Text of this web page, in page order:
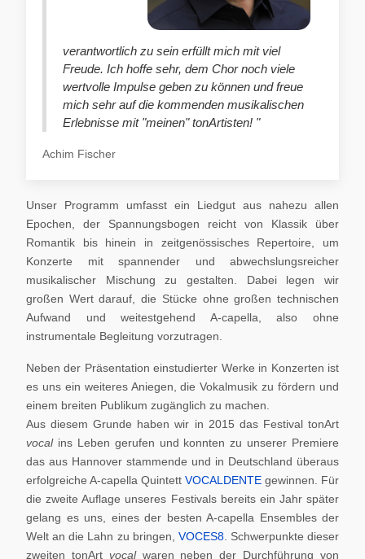
verantwortlich zu sein erfüllt mich mit viel
Freude. Ich hoffe sehr, dem Chor noch viele
wertvolle Impulse geben zu können und freue
mich sehr auf die kommenden musikalischen
Erlebnisse mit "meinen" tonArtisten! "
Achim Fischer
Unser Programm umfasst ein Liedgut aus nahezu allen
Epochen, der Spannungsbogen reicht von Klassik über
Romantik bis hinein in zeitgenössisches Repertoire, um
Konzerte mit spannender und abwechslungsreicher
musikalischer Mischung zu gestalten. Dabei legen wir
großen Wert darauf, die Stücke ohne großen technischen
Aufwand und weitestgehend A-capella, also ohne
instrumentale Begleitung vorzutragen.
Neben der Präsentation einstudierter Werke in Konzerten ist
es uns ein weiteres Aniegen, die Vokalmusik zu fördern und
einem breiten Publikum zugänglich zu machen.
Aus diesem Grunde haben wir in 2015 das Festival tonArt
vocal ins Leben gerufen und konnten zu unserer Premiere
das aus Hannover stammende und in Deutschland überaus
erfolgreiche A-capella Quintett VOCALDENTE gewinnen. Für
die zweite Auflage unseres Festivals bereits ein Jahr später
gelang es uns, eines der besten A-capella Ensembles der
Welt an die Lahn zu bringen, VOCES8. Schwerpunkte dieser
zweiten tonArt vocalwaren neben der Durchführung von